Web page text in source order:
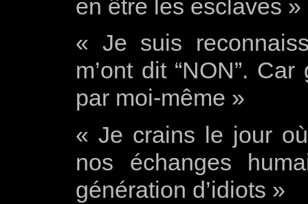
en être les esclaves »
« Je suis
m’ont dit “NON”.
par moi-même »
« Je crains le jour
nos échanges
génération d’idiots »